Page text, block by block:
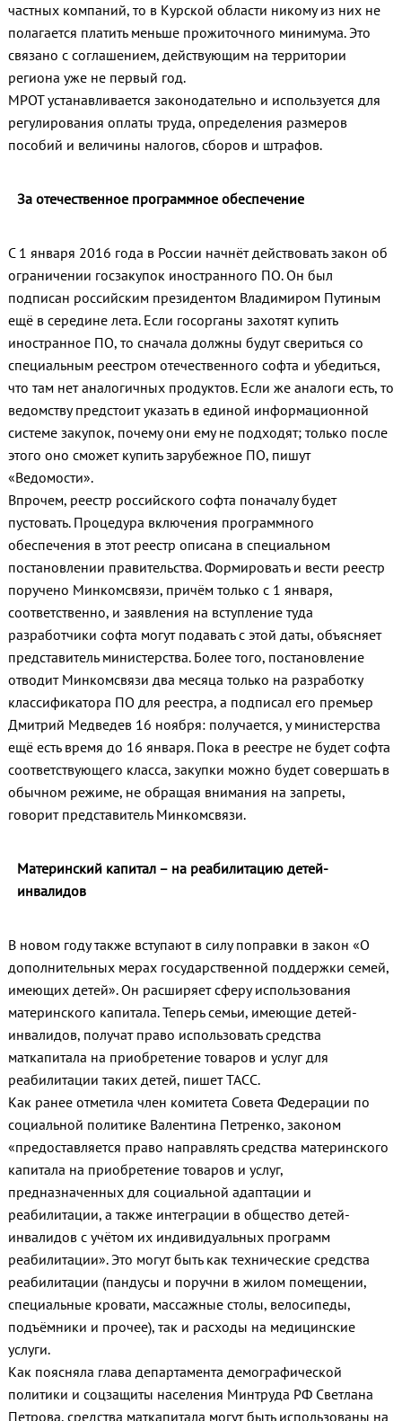
частных компаний, то в Курской области никому из них не
полагается платить меньше прожиточного минимума. Это
связано с соглашением, действующим на территории
региона уже не первый год.
МРОТ устанавливается законодательно и используется для
регулирования оплаты труда, определения размеров
пособий и величины налогов, сборов и штрафов.
За отечественное программное обеспечение
С 1 января 2016 года в России начнёт действовать закон об
ограничении госзакупок иностранного ПО. Он был
подписан российским президентом Владимиром Путиным
ещё в середине лета. Если госорганы захотят купить
иностранное ПО, то сначала должны будут свериться со
специальным реестром отечественного софта и убедиться,
что там нет аналогичных продуктов. Если же аналоги есть, то
ведомству предстоит указать в единой информационной
системе закупок, почему они ему не подходят; только после
этого оно сможет купить зарубежное ПО, пишут
«Ведомости».
Впрочем, реестр российского софта поначалу будет
пустовать. Процедура включения программного
обеспечения в этот реестр описана в специальном
постановлении правительства. Формировать и вести реестр
поручено Минкомсвязи, причём только с 1 января,
соответственно, и заявления на вступление туда
разработчики софта могут подавать с этой даты, объясняет
представитель министерства. Более того, постановление
отводит Минкомсвязи два месяца только на разработку
классификатора ПО для реестра, а подписал его премьер
Дмитрий Медведев 16 ноября: получается, у министерства
ещё есть время до 16 января. Пока в реестре не будет софта
соответствующего класса, закупки можно будет совершать в
обычном режиме, не обращая внимания на запреты,
говорит представитель Минкомсвязи.
Материнский капитал – на реабилитацию детей-
инвалидов
В новом году также вступают в силу поправки в закон «О
дополнительных мерах государственной поддержки семей,
имеющих детей». Он расширяет сферу использования
материнского капитала. Теперь семьи, имеющие детей-
инвалидов, получат право использовать средства
маткапитала на приобретение товаров и услуг для
реабилитации таких детей, пишет ТАСС.
Как ранее отметила член комитета Совета Федерации по
социальной политике Валентина Петренко, законом
«предоставляется право направлять средства материнского
капитала на приобретение товаров и услуг,
предназначенных для социальной адаптации и
реабилитации, а также интеграции в общество детей-
инвалидов с учётом их индивидуальных программ
реабилитации». Это могут быть как технические средства
реабилитации (пандусы и поручни в жилом помещении,
специальные кровати, массажные столы, велосипеды,
подъёмники и прочее), так и расходы на медицинские
услуги.
Как поясняла глава департамента демографической
политики и соцзащиты населения Минтруда РФ Светлана
Петрова, средства маткапитала могут быть использованы на